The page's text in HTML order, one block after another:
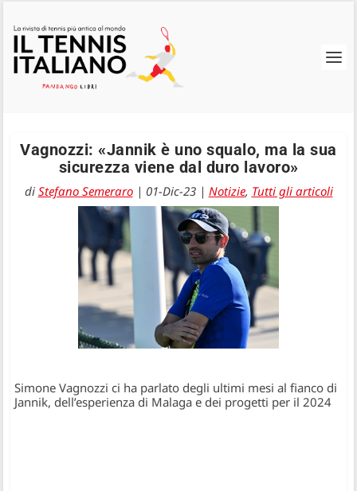
Vagnozzi: «Jannik è uno squalo, ma la sua
sicurezza viene dal duro lavoro»
di Stefano Semeraro| 01-Dic-23| Notizie, Tutti gli articoli
Simone Vagnozzi ci ha parlato degli ultimi mesi al fianco di
Jannik, dell’esperienza di Malaga e dei progetti per il 2024